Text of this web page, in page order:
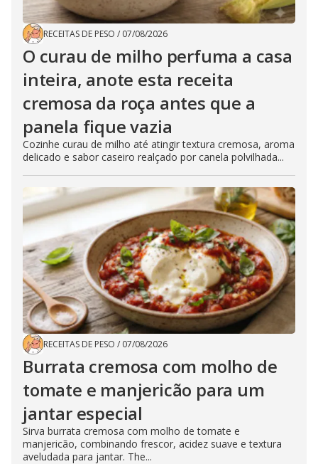
RECEITAS DE PESO / 07/08/2026
O curau de milho perfuma a casa
inteira, anote esta receita
cremosa da roça antes que a
panela fique vazia
Cozinhe curau de milho até atingir textura cremosa, aroma
delicado e sabor caseiro realçado por canela polvilhada...
RECEITAS DE PESO / 07/08/2026
Burrata cremosa com molho de
tomate e manjericão para um
jantar especial
Sirva burrata cremosa com molho de tomate e
manjericão, combinando frescor, acidez suave e textura
aveludada para jantar. The...